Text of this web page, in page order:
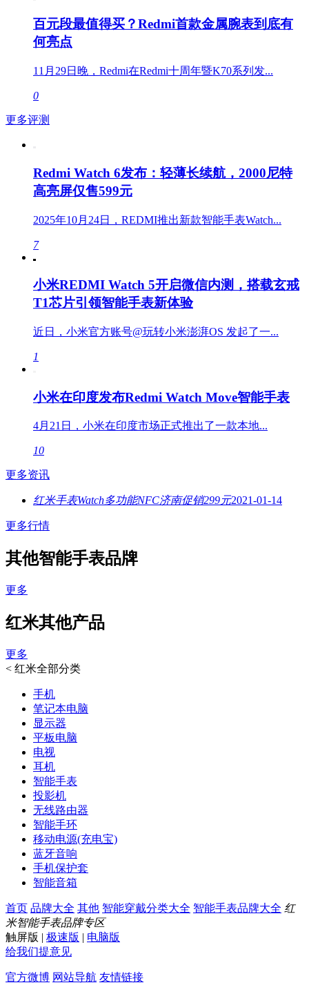
百元段最值得买？Redmi首款金属腕表到底有
何亮点
11月29日晚，Redmi在Redmi十周年暨K70系列发...
0
更多评测
Redmi Watch 6发布：轻薄长续航，2000尼特
高亮屏仅售599元
2025年10月24日，REDMI推出新款智能手表Watch...
7
小米REDMI Watch 5开启微信内测，搭载玄戒
T1芯片引领智能手表新体验
近日，小米官方账号@玩转小米澎湃OS 发起了一...
1
小米在印度发布Redmi Watch Move智能手表
4月21日，小米在印度市场正式推出了一款本地...
10
更多资讯
红米手表Watch多功能NFC济南促销299元2021-01-14
更多行情
其他智能手表品牌
更多
红米其他产品
更多
< 红米全部分类
手机
笔记本电脑
显示器
平板电脑
电视
耳机
智能手表
投影机
无线路由器
智能手环
移动电源(充电宝)
蓝牙音响
手机保护套
智能音箱
首页 品牌大全 其他 智能穿戴分类大全 智能手表品牌大全 红
米智能手表品牌专区
触屏版 | 极速版 | 电脑版
给我们提意见
官方微博 网站导航 友情链接